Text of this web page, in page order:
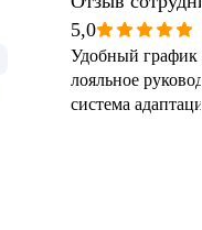
5,0
Удобный график
лояльное
система